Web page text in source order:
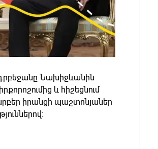
Նախիջևանին
և հիշեցնում
իրանցի պաշտոնյաներ